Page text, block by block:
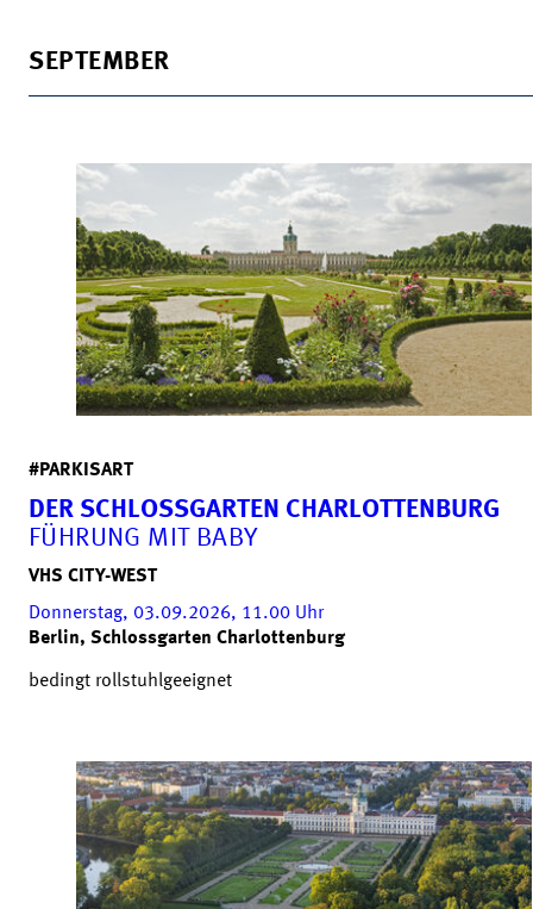
SEPTEMBER
#PARKISART
DER SCHLOSSGARTEN CHARLOTTENBURG
FÜHRUNG MIT BABY
VHS CITY-WEST
Donnerstag, 03.09.2026, 11.00 Uhr
Berlin, Schlossgarten Charlottenburg
bedingt rollstuhlgeeignet